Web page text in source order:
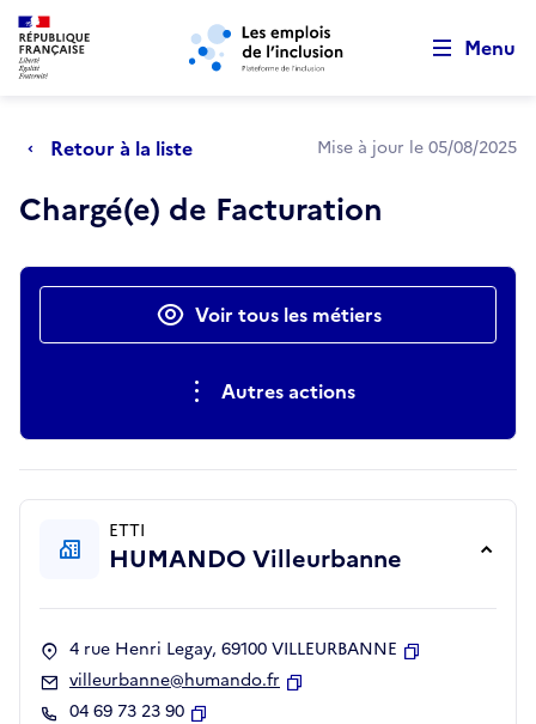
Aller au menu principal Aller au contenu principal
Menu
Retour à la liste Mise à jour le 05/08/2025
Chargé(e) de Facturation
Actions rapidesVoir tous les métiers
Autres actions
ETTI
HUMANDO Villeurbanne
4 rue Henri Legay, 69100 VILLEURBANNE
villeurbanne@humando.fr
04 69 73 23 90
Retour au début de la page
Panneau de gestion des cookies